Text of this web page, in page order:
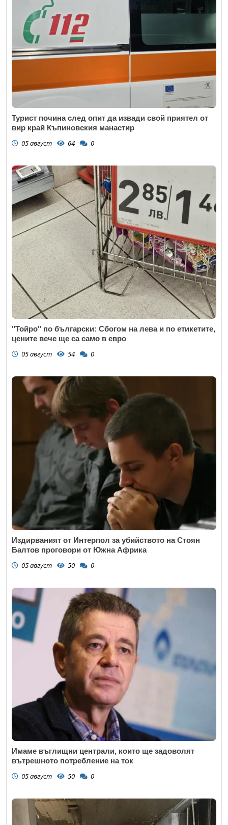
Турист почина след опит да извади свой приятел от
вир край Къпиновския манастир
05 август 64 0
"Тойро" по български: Сбогом на лева и по етикетите,
цените вече ще са само в евро
05 август 54 0
Издирваният от Интерпол за убийството на Стоян
Балтов проговори от Южна Африка
05 август 50 0
Имаме въглищни централи, които ще задоволят
вътрешното потребление на ток
05 август 50 0